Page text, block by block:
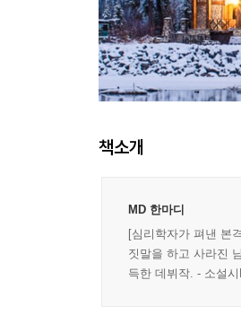
책소개
MD 한마디
[심리학자가 펴낸 본
짓말을 하고 사라진
득한 데뷔작. - 소설